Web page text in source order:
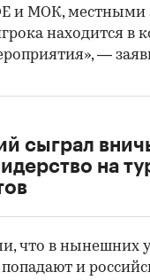
и МОК, местными
находится в
—
сыграл
на
что в нынешних
и